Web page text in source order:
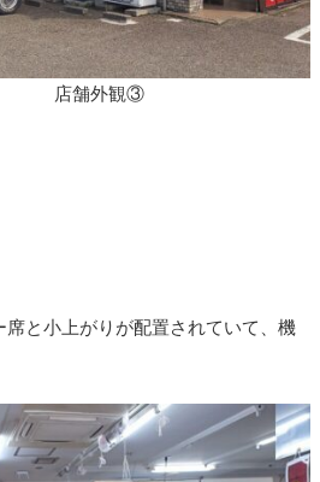
店舗外観③
席と小上がりが配置されていて、機